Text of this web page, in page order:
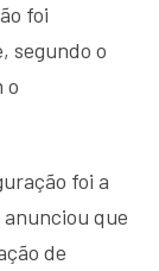
foi
segundo o
o
foi a
que
de